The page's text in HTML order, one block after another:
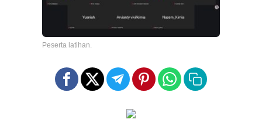
Peserta latihan.